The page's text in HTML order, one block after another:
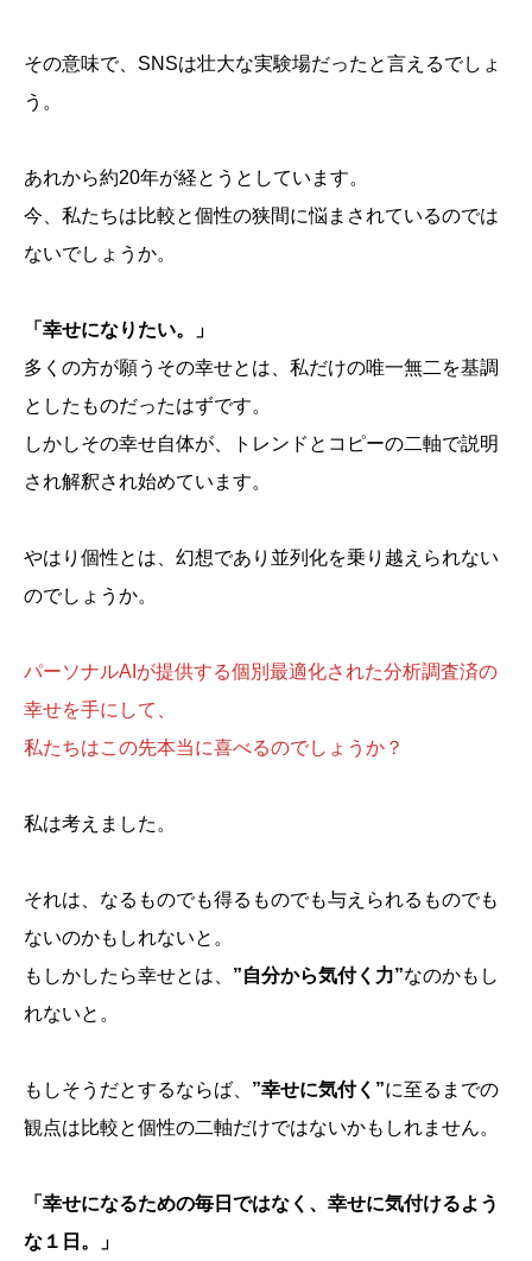
その意味で、SNSは壮大な実験場だったと言えるでしょ
う。
あれから約20年が経とうとしています。
今、私たちは比較と個性の狭間に悩まされているのでは
ないでしょうか。
「幸せになりたい。」
多くの方が願うその幸せとは、私だけの唯一無二を基調
としたものだったはずです。
しかしその幸せ自体が、トレンドとコピーの二軸で説明
され解釈され始めています。
やはり個性とは、幻想であり並列化を乗り越えられない
のでしょうか。
パーソナルAIが提供する個別最適化された分析調査済の
幸せを手にして、
私たちはこの先本当に喜べるのでしょうか？
私は考えました。
それは、なるものでも得るものでも与えられるものでも
ないのかもしれないと。
もしかしたら幸せとは、 ”自分から気付く力”なのかもし
れないと。
もしそうだとするならば、 ”幸せに気付く”に至るまでの
観点は比較と個性の二軸だけではないかもしれません。
「幸せになるための毎日ではなく、幸せに気付けるよう
な１日。」